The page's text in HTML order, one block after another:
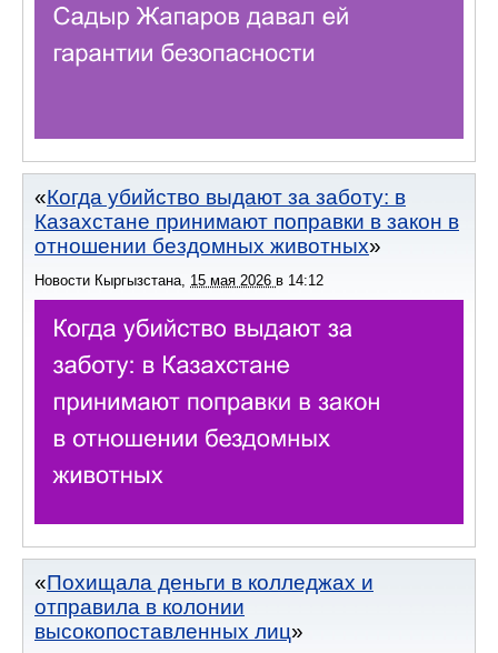
Когда убийство выдают за заботу: в
Казахстане принимают поправки в закон в
отношении бездомных животных
Новости Кыргызстана 15 мая 2026 в 14:12
Похищала деньги в колледжах и
отправила в колонии
высокопоставленных лиц